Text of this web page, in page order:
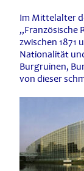
Im Mittelalter
„Französische
zwischen 1871
Nationalität
Burgruinen,
von dieser